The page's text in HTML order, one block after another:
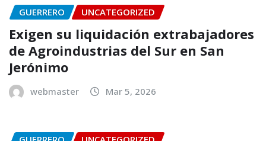
GUERRERO UNCATEGORIZED
Exigen su liquidación extrabajadores
de Agroindustrias del Sur en San
Jerónimo
webmaster Mar 5, 2026